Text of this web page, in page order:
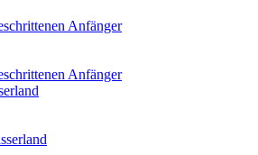
Anfänger
Anfänger